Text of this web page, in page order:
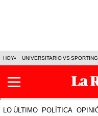
HOY UNIVERSITARIO VS SPORTING
LO ÚLTIMO POLÍTICA